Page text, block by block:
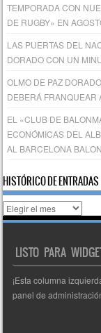
TEMPORADA CON
DE RUGBY» EN
LAS PUERTAS DEL
DORADO CON UN
OLMO DE PAZ
DEBERÁ FRANQUEAR
EL «CLUB DE
ECONÓMICAS DEL
AL BARCELONA
HISTÓRICO DE ENTRADAS
Histórico
de
LISTO PARA
¡Esta columna
panel de